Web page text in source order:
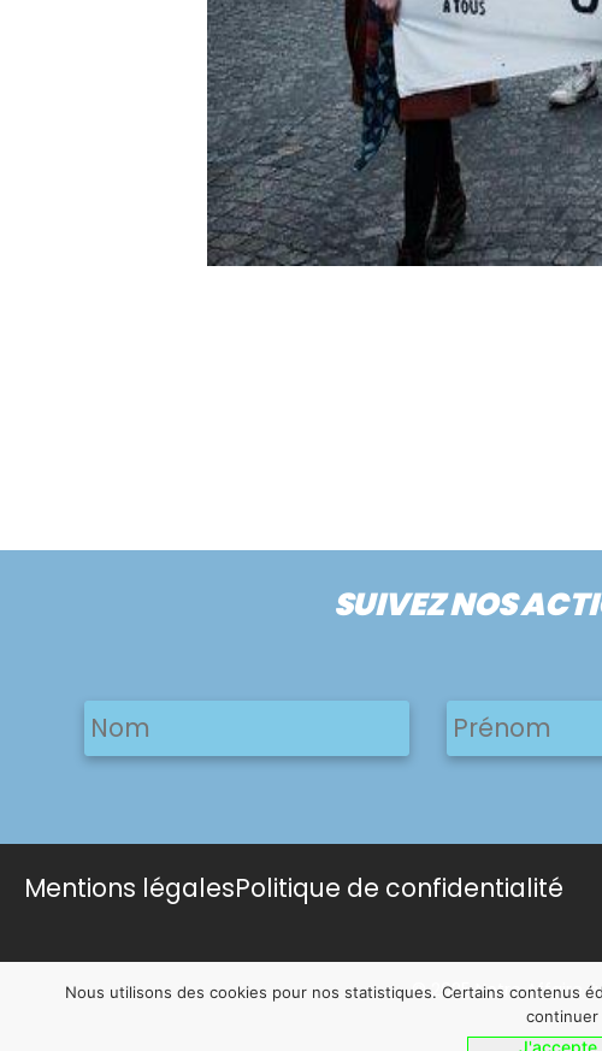
SUIVEZ NOS
Nom
Mentions légalesPolitique de confidentialité
© 2025 Notre Affaire
Nous utilisons des cookies pour nos statistiques. Certains contenus
continuer
J'accepte